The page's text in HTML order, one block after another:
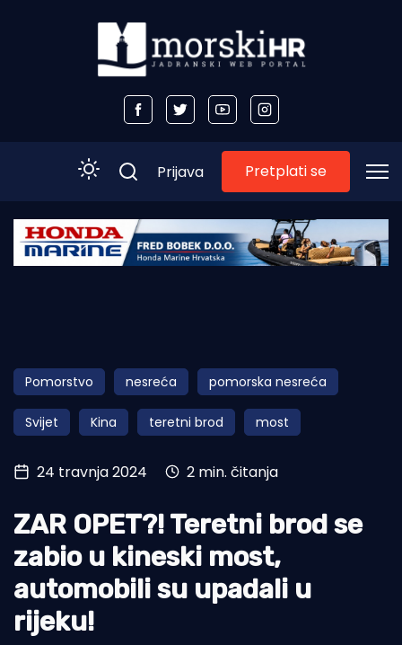
Početna
Obala
Otoci
Turizam i nautika
Pomorstvo
Ekologija
Tradicija i kultura
Prijava Pretplati se
Pomorstvo nesreća pomorska nesreća
Svijet Kina teretni brod most
24 travnja 2024 2 min. čitanja
ZAR OPET?! Teretni brod se
zabio u kineski most,
automobili su upadali u
rijeku!